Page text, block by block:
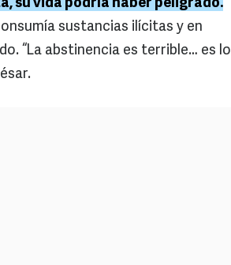
su vida podría haber peligrado.
sustancias ilícitas y en
“La abstinencia es terrible… es lo